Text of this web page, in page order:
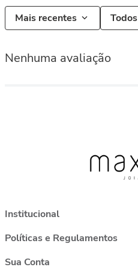
Mais recentes Todos
Nenhuma avaliação
Institucional
Políticas e Regulamentos
Sua Conta